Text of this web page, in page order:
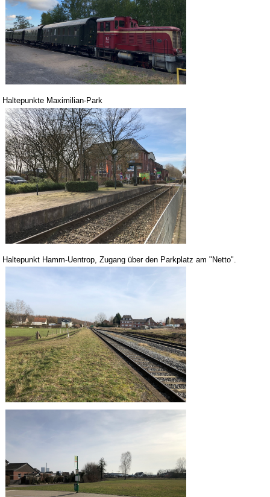
Haltepunkte Maximilian-Park
Haltepunkt Hamm-Uentrop, Zugang über den Parkplatz am "Netto".